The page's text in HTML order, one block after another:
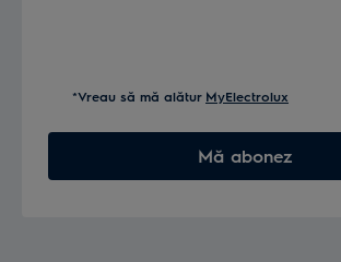
*Vreau să mă alătur MyElectrolux
Mă abonez